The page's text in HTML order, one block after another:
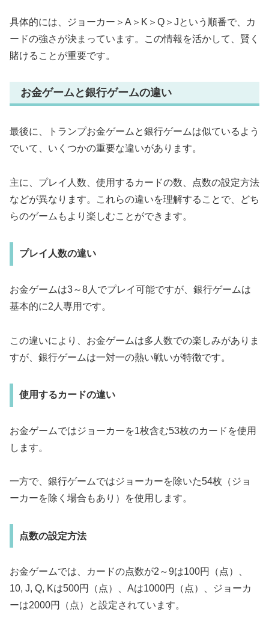
具体的には、ジョーカー＞A＞K＞Q＞Jという順番で、カ
ードの強さが決まっています。この情報を活かして、賢く
賭けることが重要です。
お金ゲームと銀行ゲームの違い
最後に、トランプお金ゲームと銀行ゲームは似ているよう
でいて、いくつかの重要な違いがあります。
主に、プレイ人数、使用するカードの数、点数の設定方法
などが異なります。これらの違いを理解することで、どち
らのゲームもより楽しむことができます。
プレイ人数の違い
お金ゲームは3～8人でプレイ可能ですが、銀行ゲームは
基本的に2人専用です。
この違いにより、お金ゲームは多人数での楽しみがありま
すが、銀行ゲームは一対一の熱い戦いが特徴です。
使用するカードの違い
お金ゲームではジョーカーを1枚含む53枚のカードを使用
します。
一方で、銀行ゲームではジョーカーを除いた54枚（ジョ
ーカーを除く場合もあり）を使用します。
点数の設定方法
お金ゲームでは、カードの点数が2～9は100円（点）、
10, J, Q, Kは500円（点）、Aは1000円（点）、ジョーカ
ーは2000円（点）と設定されています。